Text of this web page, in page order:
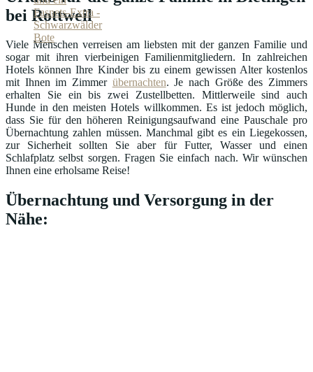
bei Rottweil
Viele Menschen verreisen am liebsten mit der ganzen Familie und
sogar mit ihren vierbeinigen Familienmitgliedern. In zahlreichen
Hotels können Ihre Kinder bis zu einem gewissen Alter kostenlos
mit Ihnen im Zimmer übernachten. Je nach Größe des Zimmers
erhalten Sie ein bis zwei Zustellbetten. Mittlerweile sind auch
Hunde in den meisten Hotels willkommen. Es ist jedoch möglich,
dass Sie für den höheren Reinigungsaufwand eine Pauschale pro
Übernachtung zahlen müssen. Manchmal gibt es ein Liegekossen,
zur Sicherheit sollten Sie aber für Futter, Wasser und einen
Schlafplatz selbst sorgen. Fragen Sie einfach nach. Wir wünschen
Ihnen eine erholsame Reise!
Übernachtung und Versorgung in der
Nähe: